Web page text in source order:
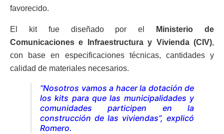
favorecido.
El kit fue diseñado por el
Ministerio de
Comunicaciones e Infraestructura y Vivienda (CIV),
con base en especificaciones técnicas, cantidades y
calidad de materiales necesarios.
“Nosotros vamos a hacer la dotación de
los kits para que las municipalidades y
comunidades participen en la
construcción de las viviendas”, explicó
Romero.